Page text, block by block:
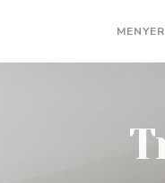
MENYER